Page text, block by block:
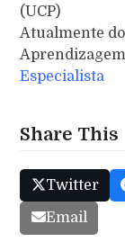
(UCP)
Atualmente
Especialista
Share This
Twitter
Email